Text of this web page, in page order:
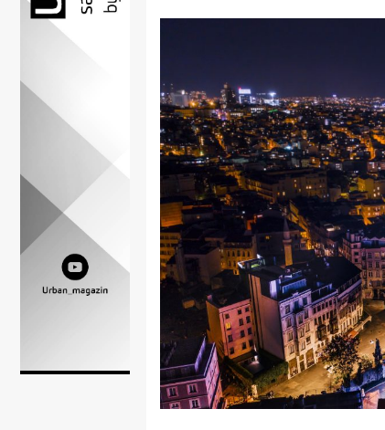
Kolumne
Lifestyle
Beauty
Zdravlje
stolom
u